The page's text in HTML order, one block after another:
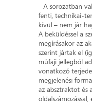
A sorozatban
fenti, technikai-
kívül – nem jár
A beküldéssel a
megírásakor az
szerint jártak el
műfaji jellegből
vonatkozó
megjelenési
az absztraktot és